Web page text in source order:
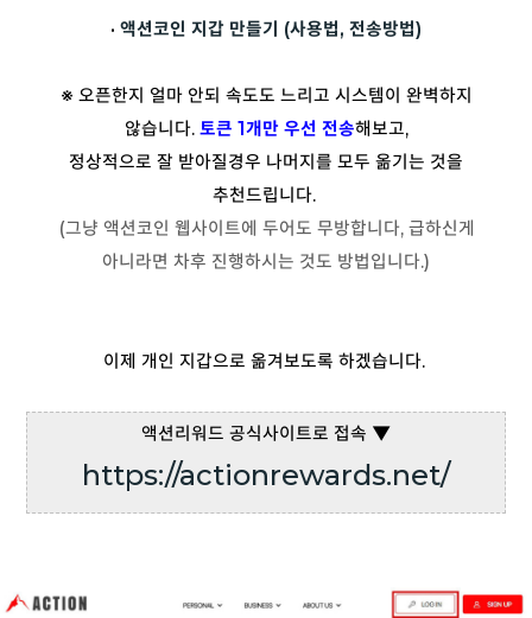
· 액션코인 지갑 만들기 (사용법, 전송방법)
※ 오픈한지 얼마 안되 속도도 느리고 시스템이 완벽하지
않습니다. 토큰 1개만 우선 전송해보고,
정상적으로 잘 받아질경우 나머지를 모두 옮기는 것을
추천드립니다.
(그냥 액션코인 웹사이트에 두어도 무방합니다, 급하신게
아니라면 차후 진행하시는 것도 방법입니다.)
이제 개인 지갑으로 옮겨보도록 하겠습니다.
액션리워드 공식사이트로 접속 ▼
https://actionrewards.net/